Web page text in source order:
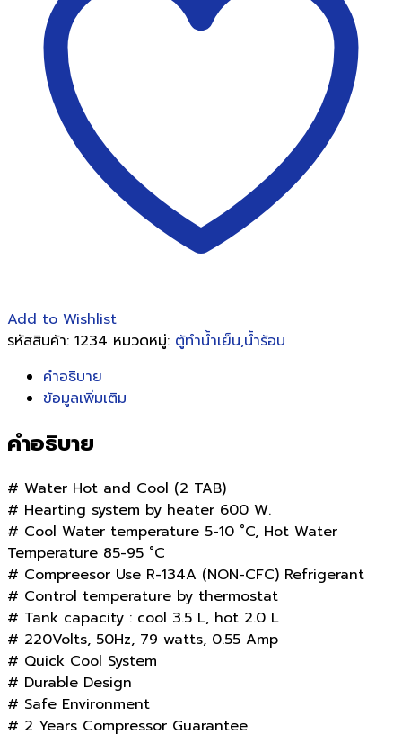
VICTOR
ชิ้น
Add to Wishlist
รหัสสินค้า: 1234 หมวดหมู่: ตู้ทำน้ำเย็น,น้ำร้อน
คำอธิบาย
ข้อมูลเพิ่มเติม
คำอธิบาย
# Water Hot and Cool (2 TAB)
# Hearting system by heater 600 W.
# Cool Water temperature 5-10 ˚C, Hot Water
Temperature 85-95 ˚C
# Compreesor Use R-134A (NON-CFC) Refrigerant
# Control temperature by thermostat
# Tank capacity : cool 3.5 L, hot 2.0 L
# 220Volts, 50Hz, 79 watts, 0.55 Amp
# Quick Cool System
# Durable Design
# Safe Environment
# 2 Years Compressor Guarantee